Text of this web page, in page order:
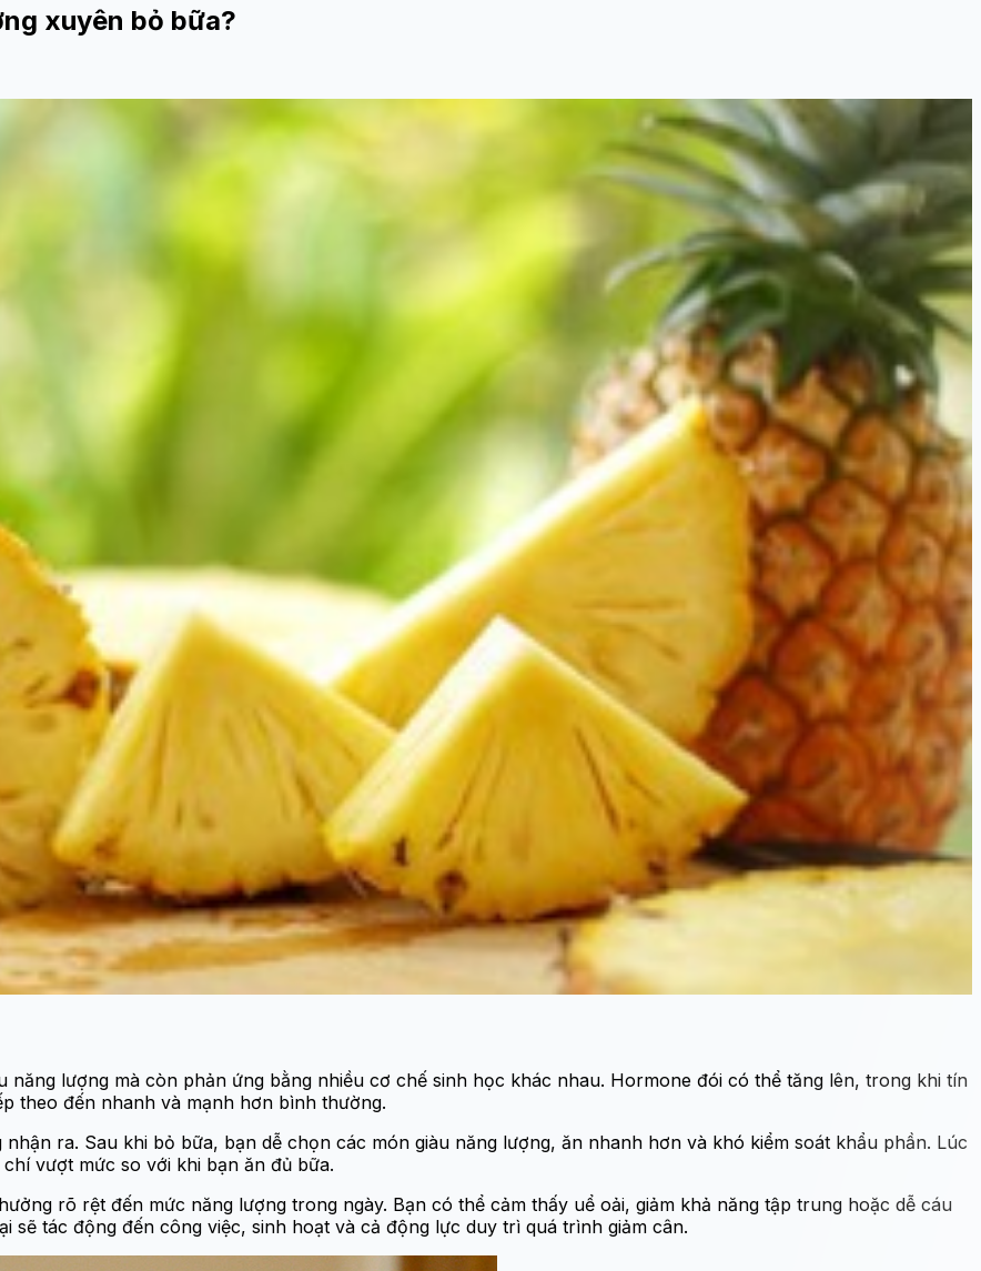
xuyên bỏ bữa?
lượng mà còn phản ứng bằng nhiều cơ chế sinh học khác nhau. Hormone đói có thể tăng lên, trong khi tín
theo đến nhanh và mạnh hơn bình thường.
ra. Sau khi bỏ bữa, bạn dễ chọn các món giàu năng lượng, ăn nhanh hơn và khó kiểm soát khẩu phần. Lúc
vượt mức so với khi bạn ăn đủ bữa.
rõ rệt đến mức năng lượng trong ngày. Bạn có thể cảm thấy uể oải, giảm khả năng tập trung hoặc dễ cáu
tác động đến công việc, sinh hoạt và cả động lực duy trì quá trình giảm cân.